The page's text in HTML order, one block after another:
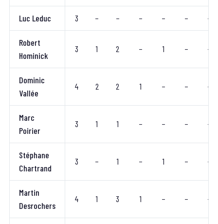
Luc Leduc 3 – – – – – –
Robert
Hominick
3 1 2 – 1 – –
Dominic
Vallée
4 2 2 1 – – –
Marc
Poirier
3 1 1 – – – –
Stéphane
Chartrand
3 – 1 – 1 – –
Martin
Desrochers
4 1 3 1 – – –